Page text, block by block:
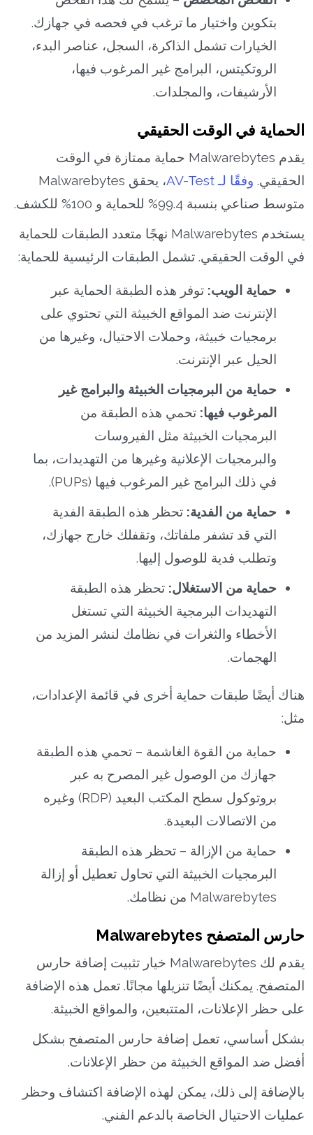
بتكوين واختيار ما ترغب في فحصه في جهازك.
الخيارات تشمل الذاكرة، السجل، عناصر البدء،
الروتكيتس، البرامج غير المرغوب فيها،
الأرشيفات، والمجلدات.
الحماية في الوقت الحقيقي
يقدم Malwarebytes حماية ممتازة في الوقت
الحقيقي. وفقًا لـ AV-Test
، يحقق Malwarebytes
متوسط صناعي بنسبة 99.4% للحماية و 100% للكشف.
يستخدم Malwarebytes نهجًا متعدد الطبقات للحماية
في الوقت الحقيقي. تشمل الطبقات الرئيسية للحماية:
حماية الويب: توفر هذه الطبقة الحماية عبر
الإنترنت ضد المواقع الخبيثة التي تحتوي على
برمجيات خبيثة، وحملات الاحتيال، وغيرها من
الحيل عبر الإنترنت.
حماية من البرمجيات الخبيثة والبرامج غير
المرغوب فيها: تحمي هذه الطبقة من
البرمجيات الخبيثة مثل الفيروسات
والبرمجيات الإعلانية وغيرها من التهديدات، بما
في ذلك البرامج غير المرغوب فيها (PUPs).
حماية من الفدية: تحظر هذه الطبقة الفدية
التي قد تشفر ملفاتك، وتقفلك خارج جهازك،
وتطلب فدية للوصول إليها.
حماية من الاستغلال: تحظر هذه الطبقة
التهديدات البرمجية الخبيثة التي تستغل
الأخطاء والثغرات في نظامك لنشر المزيد من
الهجمات.
هناك أيضًا طبقات حماية أخرى في قائمة الإعدادات،
مثل:
حماية من القوة الغاشمة – تحمي هذه الطبقة
جهازك من الوصول غير المصرح به عبر
بروتوكول سطح المكتب البعيد (RDP) وغيره
من الاتصالات البعيدة.
حماية من الإزالة – تحظر هذه الطبقة
البرمجيات الخبيثة التي تحاول تعطيل أو إزالة
Malwarebytes من نظامك.
حارس المتصفح Malwarebytes
يقدم لك Malwarebytes خيار تثبيت إضافة حارس
المتصفح. يمكنك أيضًا تنزيلها مجانًا. تعمل هذه الإضافة
على حظر الإعلانات، المتتبعين، والمواقع الخبيثة.
بشكل أساسي، تعمل إضافة حارس المتصفح بشكل
أفضل ضد المواقع الخبيثة من حظر الإعلانات.
بالإضافة إلى ذلك، يمكن لهذه الإضافة اكتشاف وحظر
عمليات الاحتيال الخاصة بالدعم الفني.